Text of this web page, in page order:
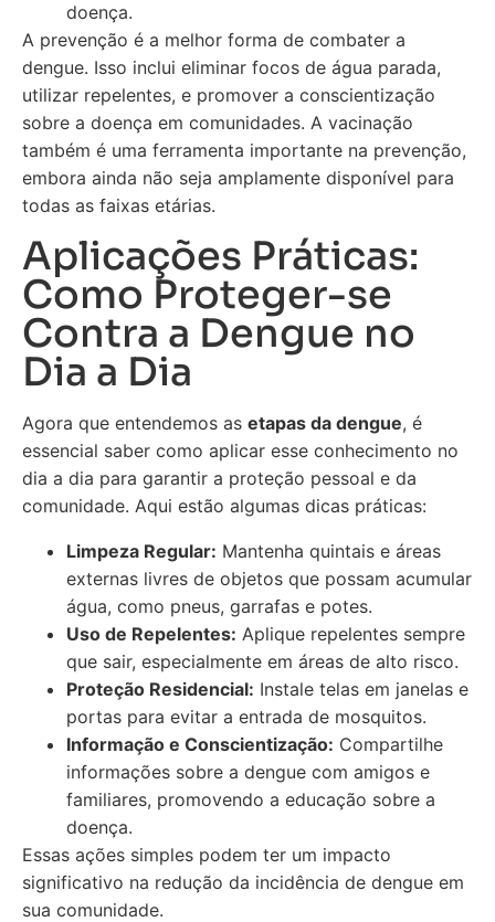
doença.
A prevenção é a melhor forma de combater a
dengue. Isso inclui eliminar focos de água parada,
utilizar repelentes, e promover a conscientização
sobre a doença em comunidades. A vacinação
também é uma ferramenta importante na prevenção,
embora ainda não seja amplamente disponível para
todas as faixas etárias.
Aplicações Práticas:
Como Proteger-se
Contra a Dengue no
Dia a Dia
Agora que entendemos as etapas da dengue, é
essencial saber como aplicar esse conhecimento no
dia a dia para garantir a proteção pessoal e da
comunidade. Aqui estão algumas dicas práticas:
Limpeza Regular: Mantenha quintais e áreas
externas livres de objetos que possam acumular
água, como pneus, garrafas e potes.
Uso de Repelentes: Aplique repelentes sempre
que sair, especialmente em áreas de alto risco.
Proteção Residencial: Instale telas em janelas e
portas para evitar a entrada de mosquitos.
Informação e Conscientização: Compartilhe
informações sobre a dengue com amigos e
familiares, promovendo a educação sobre a
doença.
Essas ações simples podem ter um impacto
significativo na redução da incidência de dengue em
sua comunidade.